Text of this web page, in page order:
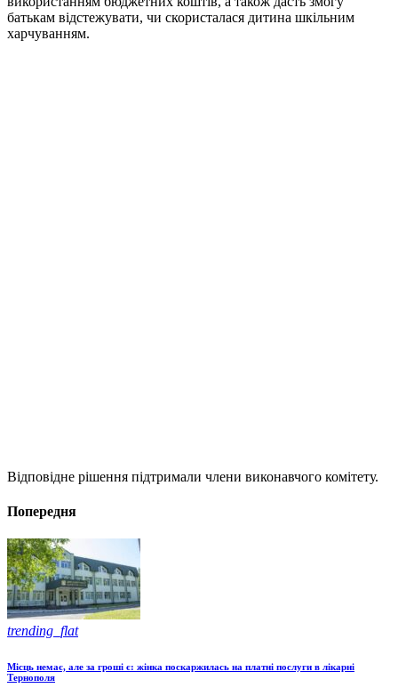
батькам відстежувати, чи скористалася дитина шкільним
харчуванням.
Відповідне рішення підтримали члени виконавчого комітету.
Попередня
trending_flat
Місць немає, але за гроші є: жінка поскаржилась на платні послуги в лікарні
Тернополя